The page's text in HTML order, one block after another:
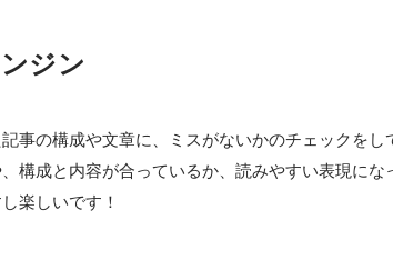
ジン
事の構成や文章に、ミスがないかのチェックをし
構成と内容が合っているか、読みやすい表現にな
楽しいです！